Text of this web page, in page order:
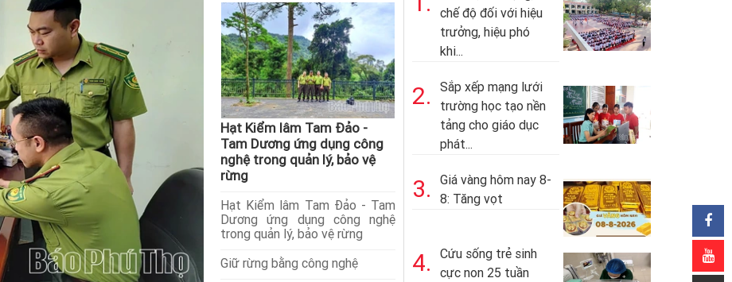
Hạt Kiểm lâm Tam Đảo -
Tam Dương ứng dụng công
nghệ trong quản lý, bảo vệ
rừng
Hạt Kiểm lâm Tam Đảo - Tam
Dương ứng dụng công nghệ
trong quản lý, bảo vệ rừng
Giữ rừng bằng công nghệ
chế độ đối với hiệu
trưởng, hiệu phó
khi...
2.
Sắp xếp mạng lưới
trường học tạo nền
tảng cho giáo dục
phát...
3.
Giá vàng hôm nay 8-
8: Tăng vọt
4.
Cứu sống trẻ sinh
cực non 25 tuần